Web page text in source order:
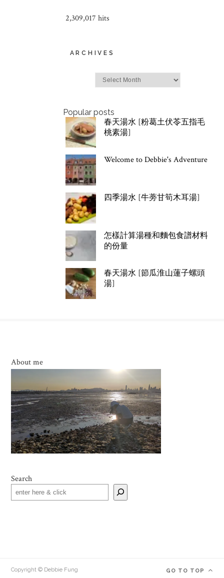
2,309,017 hits
ARCHIVES
Popular posts
春天湯水 [粉葛土伏苓五指毛
桃素湯]
Welcome to Debbie's Adventure
四季湯水 [牛蒡甘筍木耳湯]
怎樣計算湯種和麵包食譜材料
的份量
春天湯水 [節瓜淮山蓮子螺頭
湯]
About me
Search
Copyright © Debbie Fung GO TO TOP